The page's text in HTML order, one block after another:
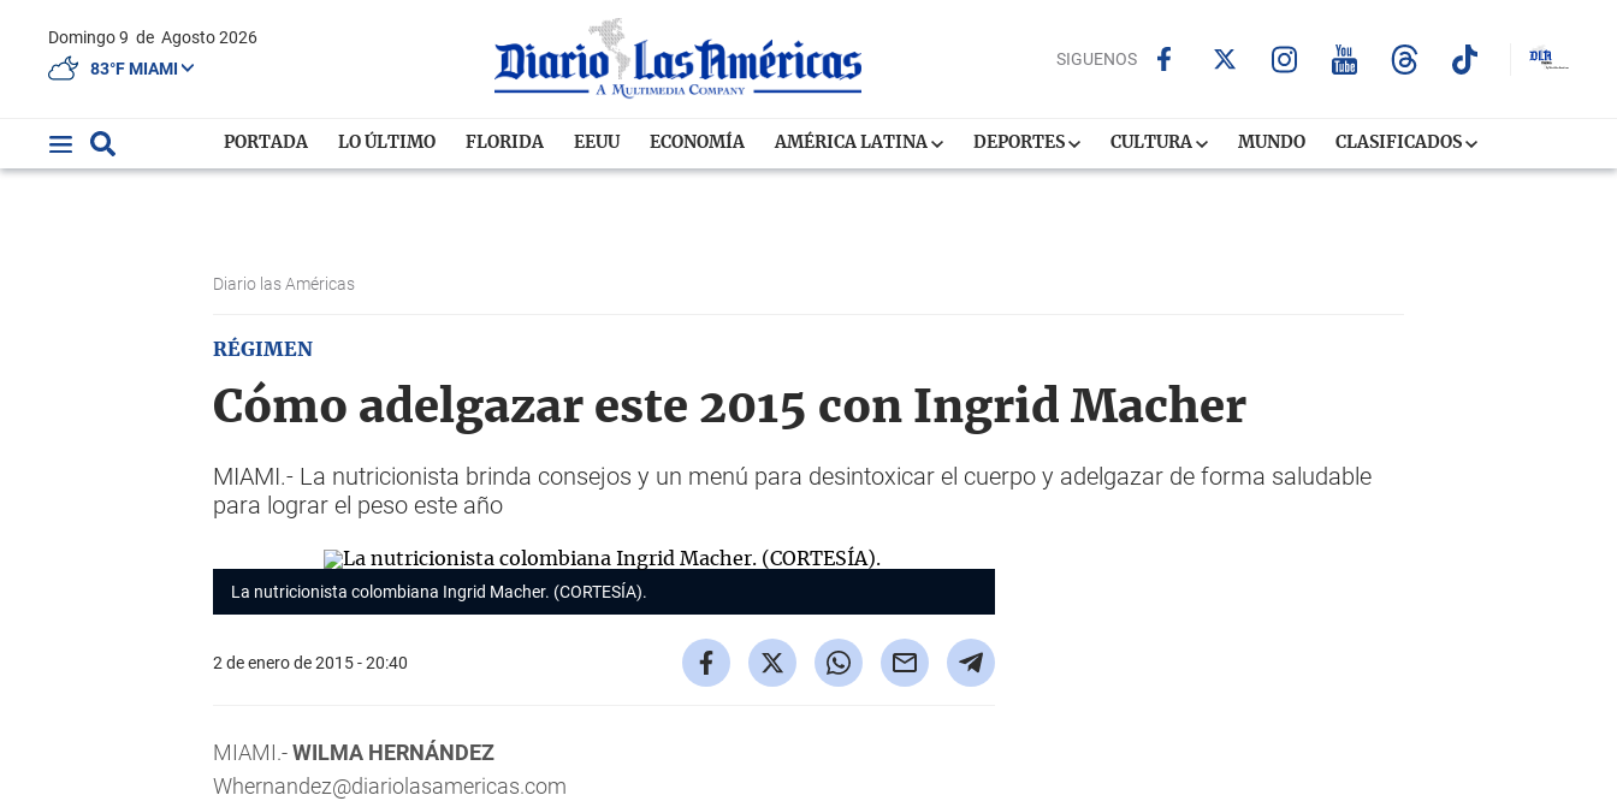
Domingo 9 de Agosto 2026
83°F MIAMI
SIGUENOS
PORTADA LO ÚLTIMO FLORIDA EEUU ECONOMÍA AMÉRICA LATINA DEPORTES CULTURA MUNDO CLASIFICADOS
Diario las Américas
RÉGIMEN
Cómo adelgazar este 2015 con Ingrid Macher
MIAMI.- La nutricionista brinda consejos y un menú para desintoxicar el cuerpo y adelgazar de forma saludable
para lograr el peso este año
La nutricionista colombiana Ingrid Macher. (CORTESÍA).
2 de enero de 2015 - 20:40
MIAMI.-WILMA HERNÁNDEZ
Whernandez@diariolasamericas.com